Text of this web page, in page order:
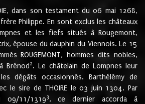
dans son testament du 06 mai 1268,
Philippe. En sont exclus les châteaux
et les fiefs situés à Rougemont,
épouse du dauphin du Viennois. Le 15
ROUGEMONT, hommes dits nobles,
Brénod 2. Le châtelain de Lompnes leur
dégâts occasionnés. Barthélémy de
le sire de THOIRE le 03 juin 1304. Par
09/11/13193, ce dernier accorda à